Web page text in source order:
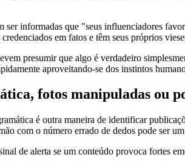
ser informadas que "seus influenciadores
em fatos e têm seus próprios
presumir que algo é verdadeiro
aproveitando-se dos instintos
fotos manipuladas ou
é outra maneira de identificar
com o número errado de dedos pode ser
de alerta se um conteúdo provoca fortes